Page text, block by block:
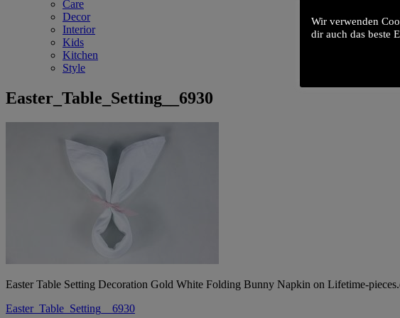
Care
Decor
Interior
Kids
Kitchen
Style
Easter_Table_Setting__6930
Easter Table Setting Decoration Gold White Folding Bunny Napkin on Lifetime-
Beitrags-
Easter_Table_Setting__6930
Wir verwenden
dir auch das beste